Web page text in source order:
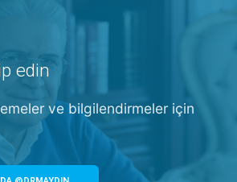
edin
ve bilgilendirmeler için